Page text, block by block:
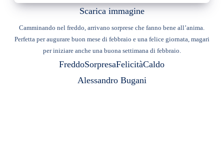
Scarica immagine
Camminando nel freddo, arrivano sorprese che fanno bene all’anima.
Perfetta per augurare buon mese di febbraio e una felice giornata, magari
per iniziare anche una buona settimana di febbraio.
FreddoSorpresaFelicitàCaldo
Alessandro Bugani